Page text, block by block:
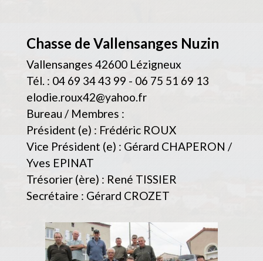
Chasse de Vallensanges Nuzin
Vallensanges 42600 Lézigneux
Tél. : 04 69 34 43 99 - 06 75 51 69 13
elodie.roux42@yahoo.fr
Bureau / Membres :
Président (e) : Frédéric ROUX
Vice Président (e) : Gérard CHAPERON /
Yves EPINAT
Trésorier (ère) : René TISSIER
Secrétaire : Gérard CROZET